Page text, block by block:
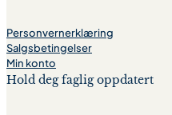
Personvernerklæring
Salgsbetingelser
Min konto
Hold deg faglig oppdatert